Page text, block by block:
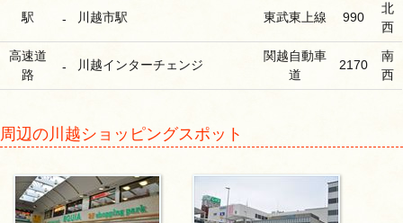
駅 - 川越市駅 東武東上線 990
北
西
高速道
路
- 川越インターチェンジ
関越自動車
道
2170
南
西
周辺の川越ショッピングスポット